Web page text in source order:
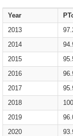
Year
2013
2014
2015
2016
2017
2018
2019
2020